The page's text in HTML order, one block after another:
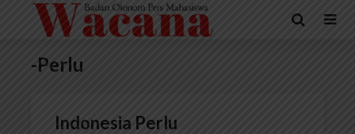
-Perlu
Indonesia Perlu